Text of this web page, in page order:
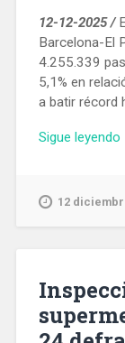
12-12-2025 /
Barcelona-El
4.255.339
5,1% en
a batir récord
Sigue leyendo
12